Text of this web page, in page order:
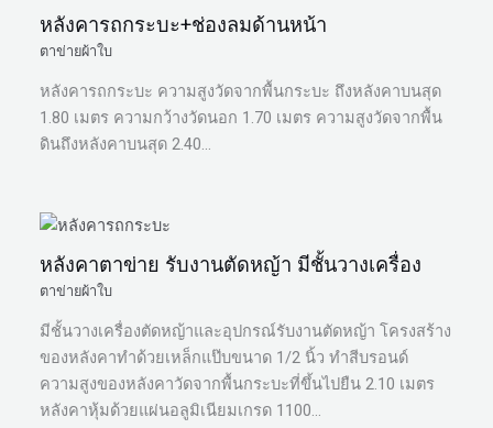
หลังคารถกระบะ+ช่องลมด้านหน้า
ตาข่ายผ้าใบ
หลังคารถกระบะ ความสูงวัดจากพื้นกระบะ ถึงหลังคาบนสุด
1.80 เมตร ความกว้างวัดนอก 1.70 เมตร ความสูงวัดจากพื้น
ดินถึงหลังคาบนสุด 2.40…
หลังคาตาข่าย รับงานตัดหญ้า มีชั้นวางเครื่อง
ตาข่ายผ้าใบ
มีชั้นวางเครื่องตัดหญ้าและอุปกรณ์รับงานตัดหญ้า โครงสร้าง
ของหลังคาทำด้วยเหล็กแป๊บขนาด 1/2 นิ้ว ทำสีบรอนด์
ความสูงของหลังคาวัดจากพื้นกระบะที่ขึ้นไปยืน 2.10 เมตร
หลังคาหุ้มด้วยแผ่นอลูมิเนียมเกรด 1100…